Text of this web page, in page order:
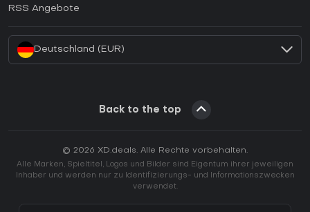
RSS Angebote
Deutschland (EUR)
Back to the top
© 2026 XD.deals. Alle Rechte vorbehalten.
Alle Marken, Spieltitel, Logos und Bilder sind Eigentum ihrer jeweiligen
Inhaber und werden nur zu Identifizierungs- und Informationszwecken
verwendet.